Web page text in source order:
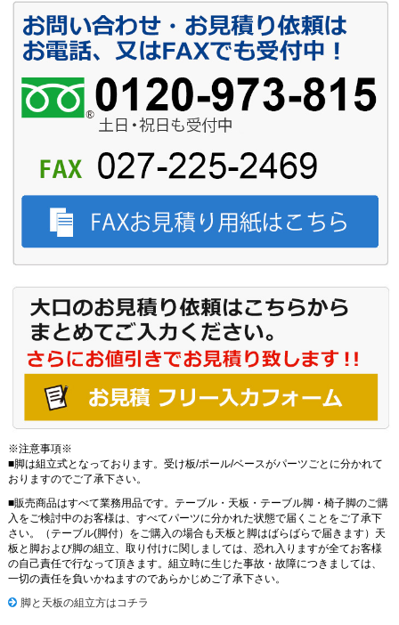
※注意事項※
■脚は組立式となっております。受け板/ポール/ベースがパーツごとに分かれて
おりますのでご了承下さい。
■販売商品はすべて業務用品です。テーブル・天板・テーブル脚・椅子脚のご購
入をご検討中のお客様は、すべてパーツに分かれた状態で届くことをご了承下
さい。（テーブル(脚付）をご購入の場合も天板と脚はばらばらで届きます）天
板と脚および脚の組立、取り付けに関しましては、恐れ入りますが全てお客様
の自己責任で行なって頂きます。組立時に生じた事故・故障につきましては、
一切の責任を負いかねますのであらかじめご了承下さい。
脚と天板の組立方はコチラ